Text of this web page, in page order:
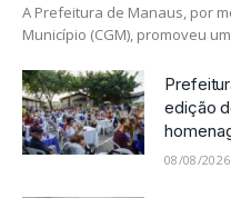
A Prefeitura de Manaus, por
Município (CGM), promoveu
edição
08/08/2026